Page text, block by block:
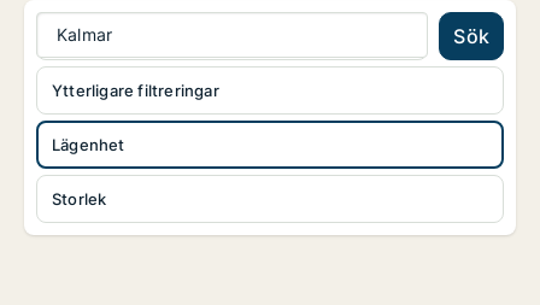
Kalmar Sök
Lägenhet
Storlek
Ytterligare filtreringar